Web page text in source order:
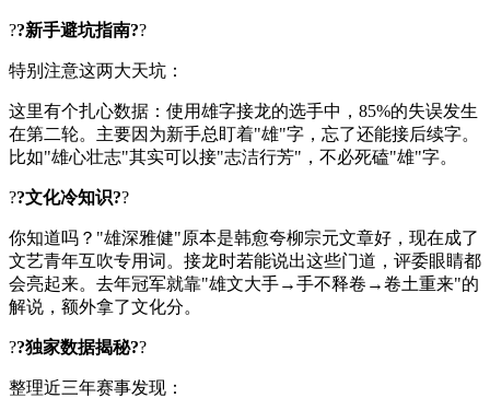
??新手避坑指南??
特别注意这两大天坑：
这里有个扎心数据：使用雄字接龙的选手中，85%的失误发生
在第二轮。主要因为新手总盯着"雄"字，忘了还能接后续字。
比如"雄心壮志"其实可以接"志洁行芳"，不必死磕"雄"字。
??文化冷知识??
你知道吗？"雄深雅健"原本是韩愈夸柳宗元文章好，现在成了
文艺青年互吹专用词。接龙时若能说出这些门道，评委眼睛都
会亮起来。去年冠军就靠"雄文大手→手不释卷→卷土重来"的
解说，额外拿了文化分。
??独家数据揭秘??
整理近三年赛事发现：